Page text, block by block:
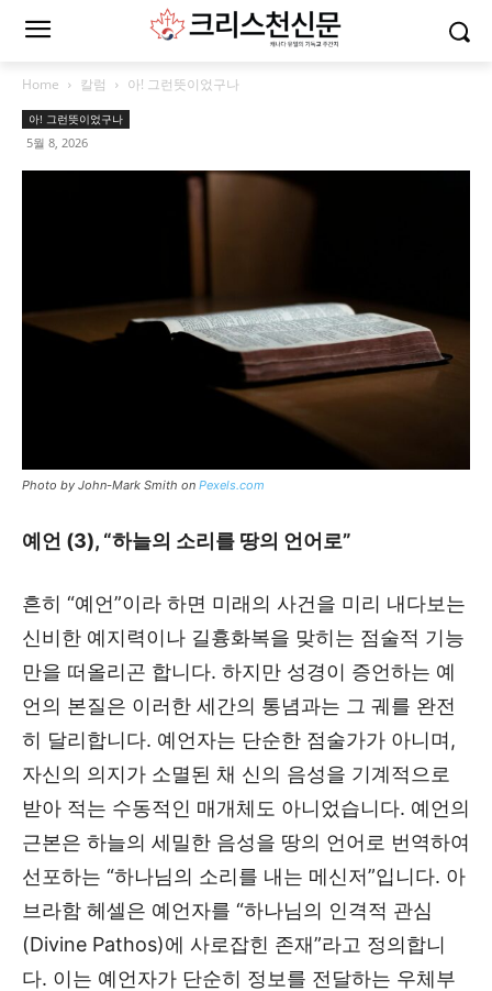
Home 칼럼 아! 그런뜻이었구나
아! 그런뜻이었구나
5월 8, 2026
Photo by John-Mark Smith on Pexels.com
예언 (3), “하늘의 소리를 땅의 언어로”
흔히 “예언”이라 하면 미래의 사건을 미리 내다보는
신비한 예지력이나 길흉화복을 맞히는 점술적 기능
만을 떠올리곤 합니다. 하지만 성경이 증언하는 예
언의 본질은 이러한 세간의 통념과는 그 궤를 완전
히 달리합니다. 예언자는 단순한 점술가가 아니며,
자신의 의지가 소멸된 채 신의 음성을 기계적으로
받아 적는 수동적인 매개체도 아니었습니다. 예언의
근본은 하늘의 세밀한 음성을 땅의 언어로 번역하여
선포하는 “하나님의 소리를 내는 메신저”입니다. 아
브라함 헤셀은 예언자를 “하나님의 인격적 관심
(Divine Pathos)에 사로잡힌 존재”라고 정의합니
다. 이는 예언자가 단순히 정보를 전달하는 우체부